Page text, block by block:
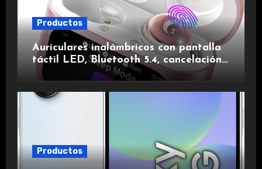
Productos
Auriculares inalámbricos con pantalla
táctil LED, Bluetooth 5.4, cancelación
de ruido, impermeables y de larga
duración.
Productos